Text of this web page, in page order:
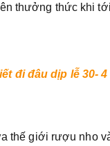
thưởng thức khi
đi đâu dịp lễ 30- 4
thế giới rượu nho